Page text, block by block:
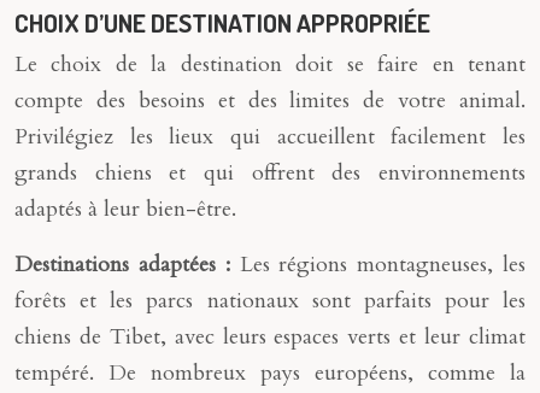
CHOIX D’UNE DESTINATION APPROPRIÉE
Le choix de la destination doit se faire en tenant
compte des besoins et des limites de votre animal.
Privilégiez les lieux qui accueillent facilement les
grands chiens et qui offrent des environnements
adaptés à leur bien-être.
Destinations adaptées : Les régions montagneuses, les
forêts et les parcs nationaux sont parfaits pour les
chiens de Tibet, avec leurs espaces verts et leur climat
tempéré. De nombreux pays européens, comme la